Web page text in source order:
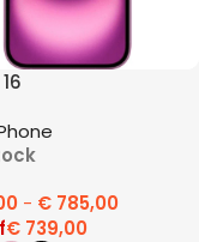
- € 785,00
€ 739,00